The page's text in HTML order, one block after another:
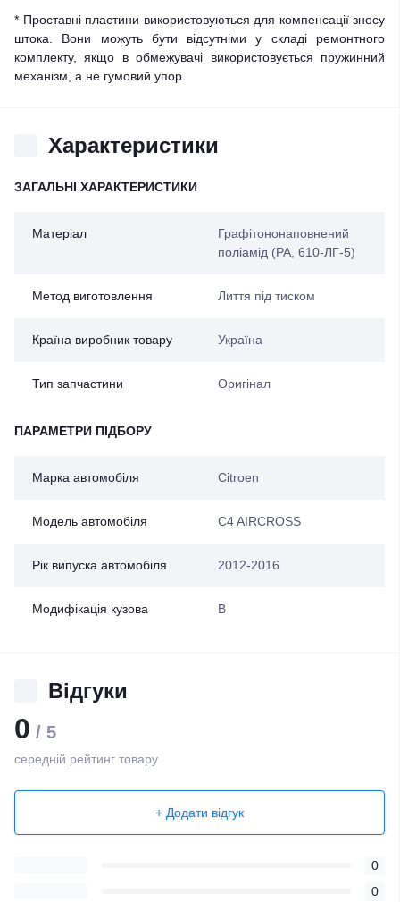
* Проставні пластини використовуються для компенсації зносу
штока. Вони можуть бути відсутніми у складі ремонтного
комплекту, якщо в обмежувачі використовується пружинний
механізм, а не гумовий упор.
Характеристики
ЗАГАЛЬНІ ХАРАКТЕРИСТИКИ
Матеріал
Графітононаповнений
поліамід (PA, 610-ЛГ-5)
Метод виготовлення Лиття під тиском
Країна виробник товару Україна
Тип запчастини Оригінал
ПАРАМЕТРИ ПІДБОРУ
Марка автомобіля Citroen
Модель автомобіля C4 AIRCROSS
Рік випуска автомобіля 2012-2016
Модифікація кузова B
Відгуки
0 / 5
середній рейтинг товару
+ Додати відгук
0
0